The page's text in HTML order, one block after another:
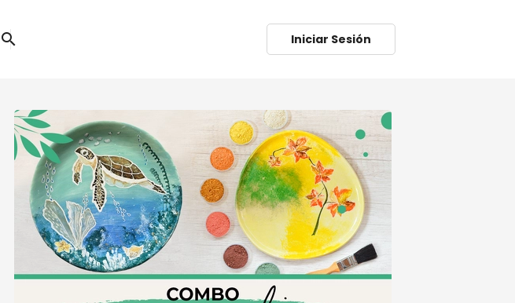
search Iniciar Sesión